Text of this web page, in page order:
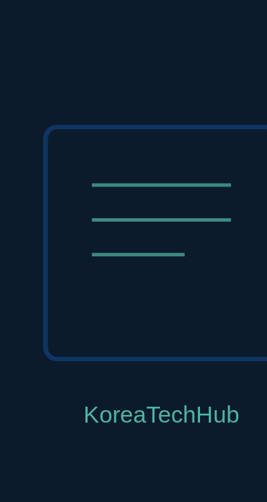
력을 요구합니다. 킴밍 디자인은 독자적인 UV 프린팅
신 기술이 완벽하게 조화를 이룬 결과물입니다.아트라
가치
경험을 극대화하는 핵심적인 역할을 수행합니다.
누에서 판매하는 제품은 아트라미가 보증하는 최고의
감과 만족감을 부여합니다. 뚜누는 제품 상세 페이지
도록 다양한 스타일링 팁과 활용법을 제안합니다. 예를
시 놓아두는 현관 등 습기가 많은 곳이라면 어디든 쾌